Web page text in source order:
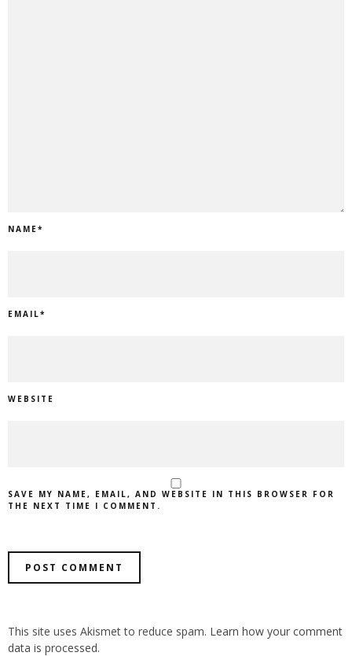
NAME*
EMAIL*
WEBSITE
SAVE MY NAME, EMAIL, AND WEBSITE IN THIS BROWSER FOR
THE NEXT TIME I COMMENT.
This site uses Akismet to reduce spam. Learn how your comment
data is processed.